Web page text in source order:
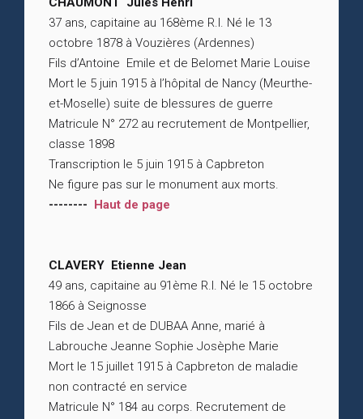
37 ans, capitaine au 168ème R.I. Né le 13
octobre 1878 à Vouzières (Ardennes)
Fils d’Antoine Emile et de Belomet Marie Louise
Mort le 5 juin 1915 à l’hôpital de Nancy (Meurthe-
et-Moselle) suite de blessures de guerre
Matricule N° 272 au recrutement de Montpellier,
classe 1898
Transcription le 5 juin 1915 à Capbreton
Ne figure pas sur le monument aux morts.
-------- Haut de page
CLAVERY Etienne Jean
49 ans, capitaine au 91ème R.I. Né le 15 octobre
1866 à Seignosse
Fils de Jean et de DUBAA Anne, marié à
Labrouche Jeanne Sophie Josèphe Marie
Mort le 15 juillet 1915 à Capbreton de maladie
non contracté en service
Matricule N° 184 au corps. Recrutement de